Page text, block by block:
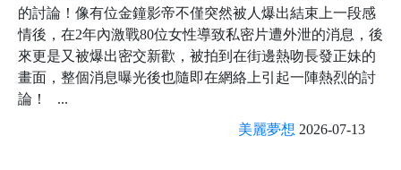
的討論！像有位金鐘影帝不僅突然被人爆出結束上一段感
情後，在2年內激戰80位女性導致私密片遭外泄的消息，後
來更是又被爆出密交新歡，被拍到在街邊熱吻長發正妹的
畫面，整個消息曝光後也隨即在網絡上引起一陣熱烈的討
論！ ...
美麗夢想 2026-07-13